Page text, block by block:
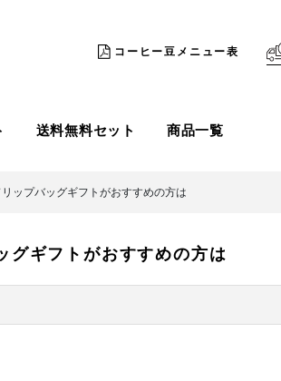
コーヒー豆メニュー表
送料無料セット 商品一覧
リップバッグギフトがおすすめの方は
グギフトがおすすめの方は